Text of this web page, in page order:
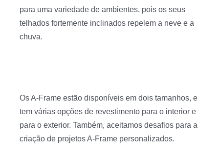
para uma variedade de ambientes, pois os seus
telhados fortemente inclinados repelem a neve e a
chuva.
Os A-Frame estão disponíveis em dois tamanhos, e
tem várias opções de revestimento para o interior e
para o exterior. Também, aceitamos desafios para a
criação de projetos A-Frame personalizados.